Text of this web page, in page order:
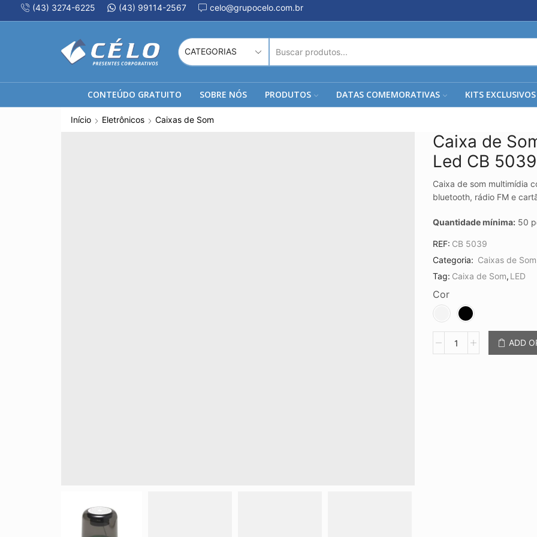
(43) 3274-6225 (43) 99114-2567 celo@grupocelo.com.br
DE
PESQUISA
CONTEÚDO GRATUITO SOBRE NÓS PRODUTOS DATAS COMEMORATIVAS KITS EXCLUSIVOS
Início Eletrônicos Caixas de Som
Caixa de
Led CB 5039
Caixa de som multimídia
bluetooth, rádio FM e
Quantidade mínima: 50
REF: CB 5039
Categoria: Caixas de Som
Tag: Caixa de Som, LED
Cor
ADD